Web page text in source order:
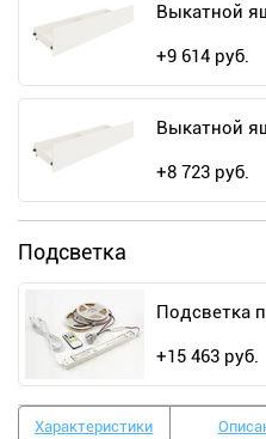
Выкатной
+9 614 руб.
Выкатной
+8 723 руб.
Подсветка
Подсветка
+15 463 руб.
Характеристики